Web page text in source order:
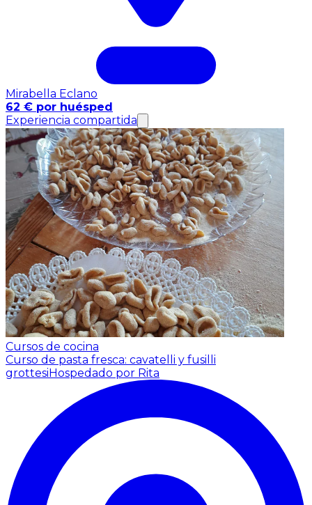
Mirabella Eclano
62 € por huésped
Experiencia compartida
Cursos de cocina
Curso de pasta fresca: cavatelli y fusilli
grottesi Hospedado por Rita